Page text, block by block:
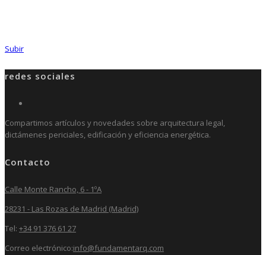
Subir
redes sociales
Compartimos artículos y novedades sobre arquitectura legal,
dictámenes periciales, edificación y eficiencia energética.
Contacto
Calle Monte Rancho, 6 - 1ºA
28231 - Las Rozas de Madrid (Madrid)
Tel: +34 91 376 61 27
Correo electrónico:info@fundamentarq.com